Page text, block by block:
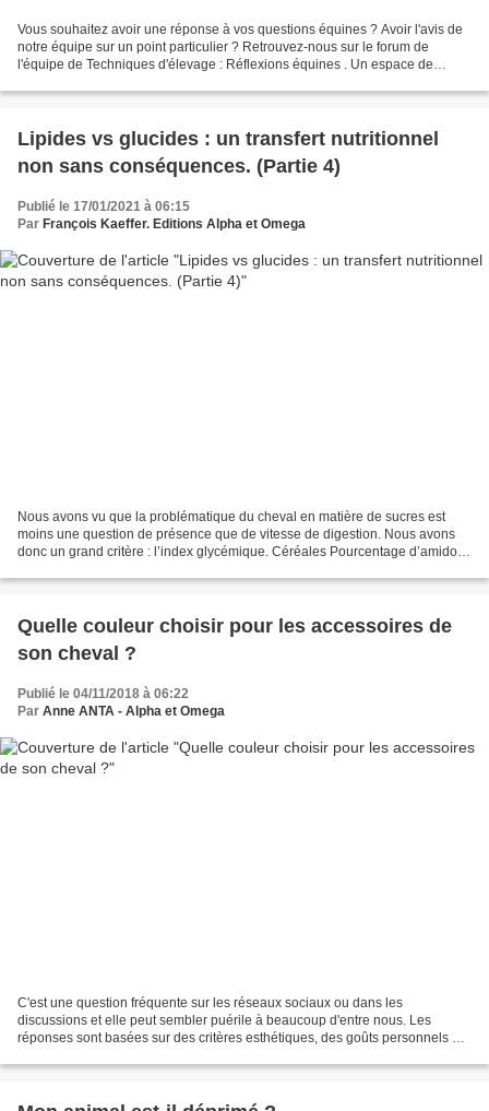
Vous souhaitez avoir une réponse à vos questions équines ? Avoir l'avis de
notre équipe sur un point particulier ? Retrouvez-nous sur le forum de
l'équipe de Techniques d'élevage : Réflexions équines . Un espace de
Lipides vs glucides : un transfert nutritionnel
non sans conséquences. (Partie 4)
Publié le 17/01/2021 à 06:15
Par François Kaeffer. Editions Alpha et Omega
Nous avons vu que la problématique du cheval en matière de sucres est
moins une question de présence que de vitesse de digestion. Nous avons
donc un grand critère : l’index glycémique. Céréales Pourcentage d’amidon
Quelle couleur choisir pour les accessoires de
son cheval ?
Publié le 04/11/2018 à 06:22
Par Anne ANTA - Alpha et Omega
C'est une question fréquente sur les réseaux sociaux ou dans les
discussions et elle peut sembler puérile à beaucoup d'entre nous. Les
réponses sont basées sur des critères esthétiques, des goûts personnels et